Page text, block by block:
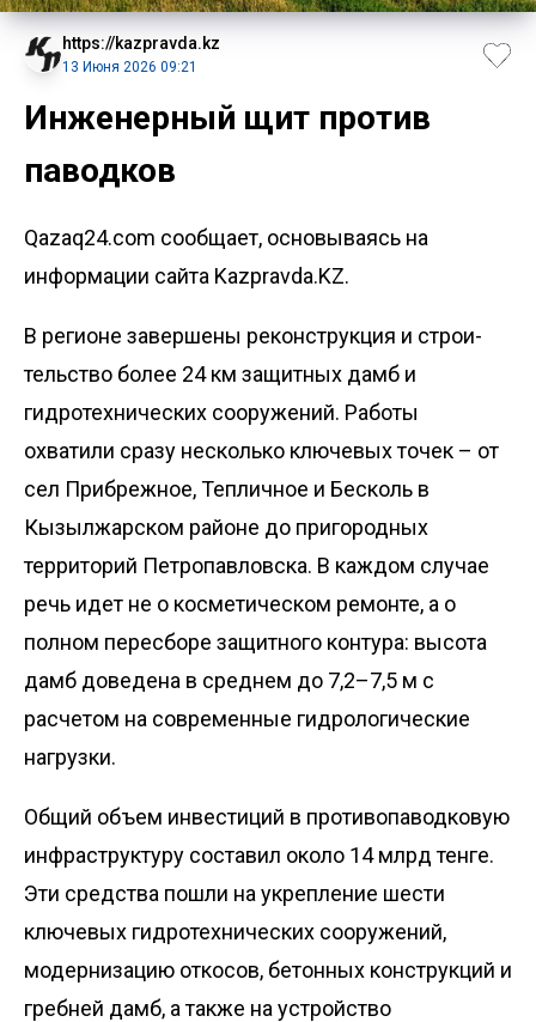
https://kazpravda.kz
13 Июня 2026 09:21
Инженерный щит против
паводков
Qazaq24.com сообщает, основываясь на
информации сайта Kazpravda.KZ.
В регионе завершены реконструкция и строи­
тельство более 24 км защитных дамб и
гидротехнических сооружений. Работы
охватили сразу несколько ключевых точек – от
сел Прибрежное, Тепличное и Бесколь в
Кызылжарском районе до пригородных
территорий Петропавловска. В каждом случае
речь идет не о косметическом ремонте, а о
полном пересборе защитного контура: высота
дамб доведена в среднем до 7,2–7,5 м с
расчетом на современные гидрологические
нагрузки.
Общий объем инвестиций в противопаводковую
инфраструктуру составил около 14 млрд тенге.
Эти средства пошли на укрепление шес­ти
ключевых гидротехнических сооружений,
модернизацию откосов, бетонных конструкций и
гребней дамб, а также на устройство